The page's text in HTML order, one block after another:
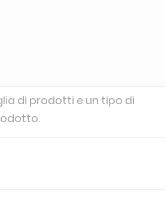
di prodotti e un tipo di